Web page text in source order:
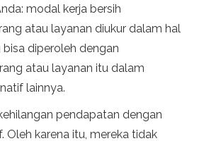
modal kerja bersih
atau layanan diukur dalam hal
diperoleh dengan
atau layanan itu dalam
lainnya.
pendapatan dengan
Oleh karena itu, mereka tidak